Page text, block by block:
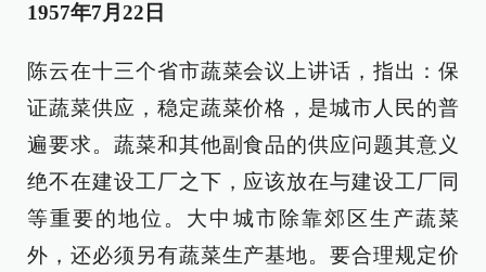
1957年7月22日
陈云在十三个省市蔬菜会议上讲话，指出：保
证蔬菜供应，稳定蔬菜价格，是城市人民的普
遍要求。蔬菜和其他副食品的供应问题其意义
绝不在建设工厂之下，应该放在与建设工厂同
等重要的地位。大中城市除靠郊区生产蔬菜
外，还必须另有蔬菜生产基地。要合理规定价